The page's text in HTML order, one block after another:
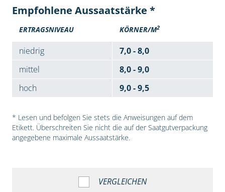
Empfohlene Aussaatstärke *
ERTRAGSNIVEAU KÖRNER/M2
niedrig
7,0 - 8,0
mittel
8,0 - 9,0
hoch
9,0 - 9,5
* Lesen und befolgen Sie stets die Anweisungen auf dem
Etikett. Überschreiten Sie nicht die auf der Saatgutverpackung
angegebene maximale Aussaatstärke.
VERGLEICHEN